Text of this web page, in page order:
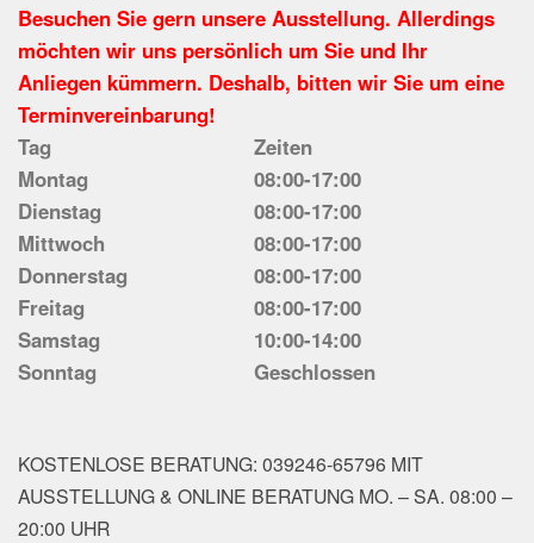
Besuchen Sie gern unsere Ausstellung. Allerdings
möchten wir uns persönlich um Sie und Ihr
Anliegen kümmern. Deshalb, bitten wir Sie um eine
Terminvereinbarung!
Tag
Zeiten
Montag
08:00-17:00
Dienstag
08:00-17:00
Mittwoch
08:00-17:00
Donnerstag
08:00-17:00
Freitag
08:00-17:00
Samstag
10:00-14:00
Sonntag
Geschlossen
KOSTENLOSE BERATUNG: 039246-65796 MIT
AUSSTELLUNG & ONLINE BERATUNG MO. – SA. 08:00 –
20:00 UHR